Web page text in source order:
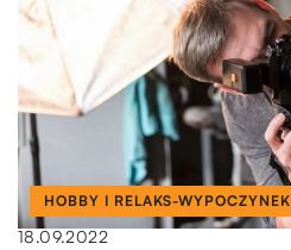
HOBBY I RELAKS-WYPOCZYNEK
18.09.2022